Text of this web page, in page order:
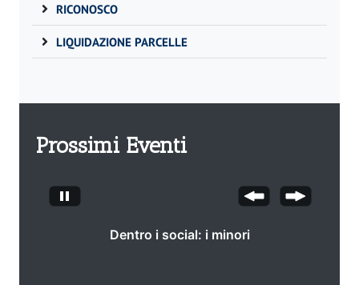
RICONOSCO
LIQUIDAZIONE PARCELLE
Prossimi Eventi
Dentro i social: i minori